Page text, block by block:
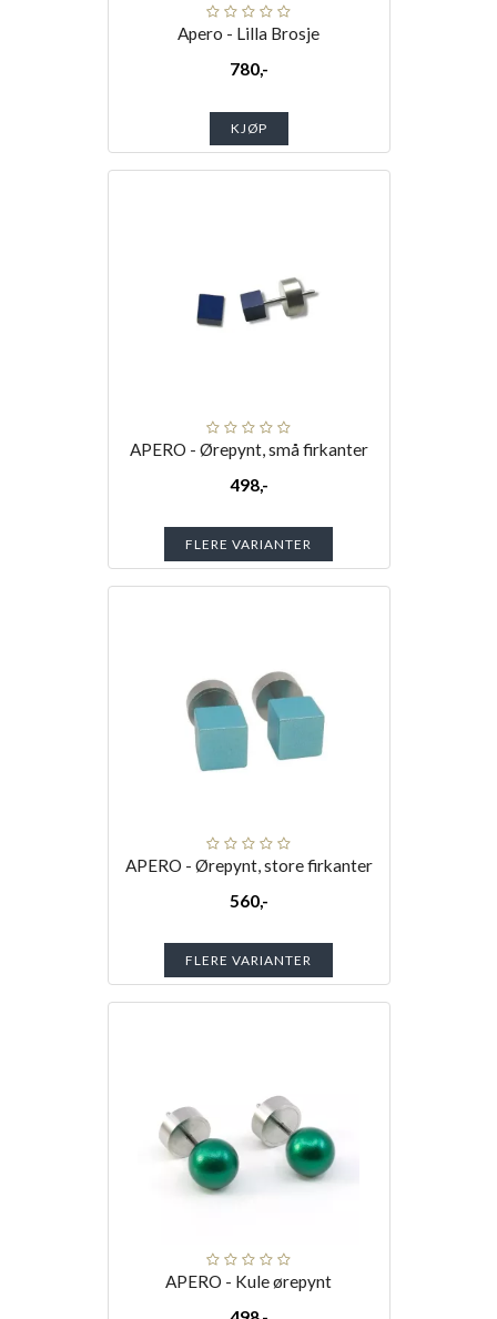
Apero - Lilla Brosje
780,-
KJØP
APERO - Ørepynt, små firkanter
498,-
FLERE VARIANTER
APERO - Ørepynt, store firkanter
560,-
FLERE VARIANTER
APERO - Kule ørepynt